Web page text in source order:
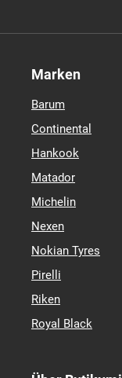
Marken
Barum
Continental
Hankook
Matador
Michelin
Nexen
Nokian Tyres
Pirelli
Riken
Royal Black